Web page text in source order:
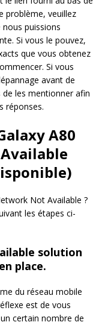
problème, veuillez
puissions
Si vous le pouvez,
que vous obtenez
Si vous
avant de
les mentionner afin
réponses.
A80
Not Available ?
les étapes ci-
solution
place.
du réseau mobile
est de vous
certain nombre de